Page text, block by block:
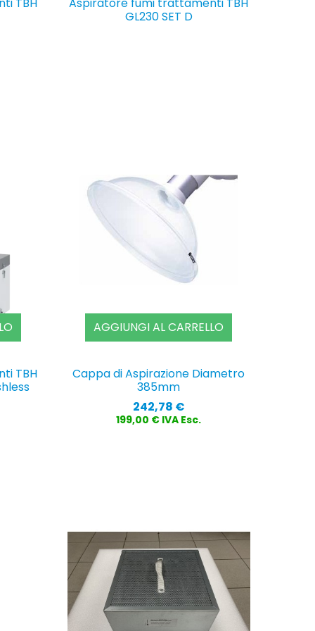
TBH
Aspiratore fumi trattamenti TBH
GL230 SET D
TBH
AGGIUNGI AL CARRELLO
Cappa di Aspirazione Diametro
385mm
Prezzo
242,78 €
199,00 € IVA Esc.